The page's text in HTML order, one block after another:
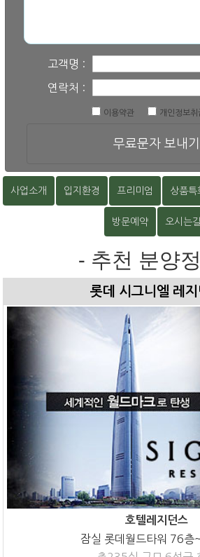
고객명 :
연락처 :
이용약관 개인정보취
무료문자 보내기
사업소개 입지환경 프리미엄 상품특
방문예약 오시는길
- 추천 분양
롯데 시그니엘 레
호텔레지던스
잠실 롯데월드타워 76층